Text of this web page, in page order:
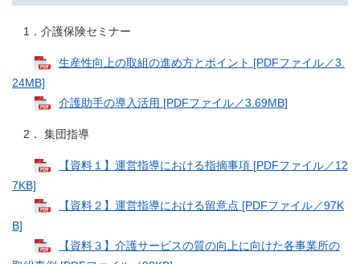
1．介護保険セミナー
生産性向上の取組の進め方とポイント [PDFファイル／3.
24MB]
介護助手の導入活用 [PDFファイル／3.69MB]
2． 集団指導
【資料１】運営指導における指摘事項 [PDFファイル／12
7KB]
【資料２】運営指導における留意点 [PDFファイル／97K
B]
【資料３】介護サービスの質の向上に向けた各事業所の